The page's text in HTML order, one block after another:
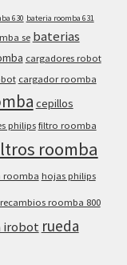
630 bateria roomba 631
se baterias
cargadores robot
cargador roomba
cepillos
philips filtro roomba
roomba
roomba hojas philips
recambios roomba 800
irobot rueda